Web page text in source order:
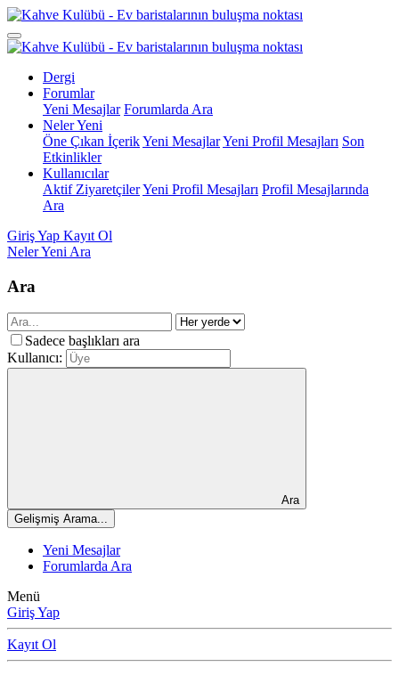
Dergi
Forumlar
Yeni Mesajlar Forumlarda Ara
Neler Yeni
Öne Çıkan İçerikYeni MesajlarYeni Profil Mesajları Son
Etkinlikler
Kullanıcılar
Aktif ZiyaretçilerYeni Profil Mesajları Profil Mesajlarında
Ara
Giriş Yap Kayıt Ol
Neler Yeni Ara
Ara
Sadece başlıkları ara
Kullanıcı:
Ara
Gelişmiş Arama...
Yeni Mesajlar
Forumlarda Ara
Menü
Giriş Yap
Kayıt Ol